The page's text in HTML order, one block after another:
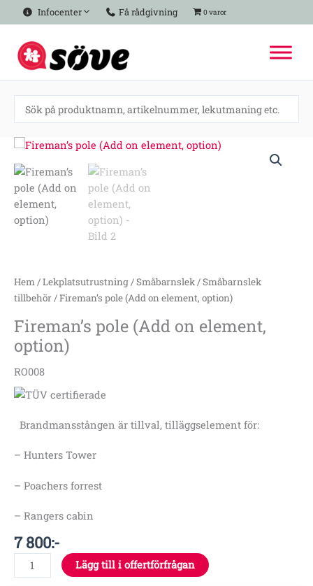
Hoppa
till
innehåll
Infocenter Få rådgivning 0 varor
Hem/Lekplatsutrustning/Småbarnslek/Småbarnslek
tillbehör/ Fireman’s pole (Add on element, option)
Fireman’s pole (Add on element,
option)
RO008
Brandmansstången är tillval, tilläggselement för:
– Hunters Tower
– Poachers forrest
– Rangers cabin
7 800:-
Fireman’s
pole
(Add
on
element,
option)
Lägg till i offertförfrågan